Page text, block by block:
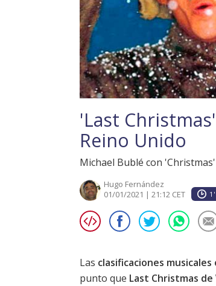
'Last
Reino Unido
Michael Bublé con
Hugo Fernández
01/01/2021 | 21:12 CET
1'
Las clasificaciones musicales
punto que Last Christmas de